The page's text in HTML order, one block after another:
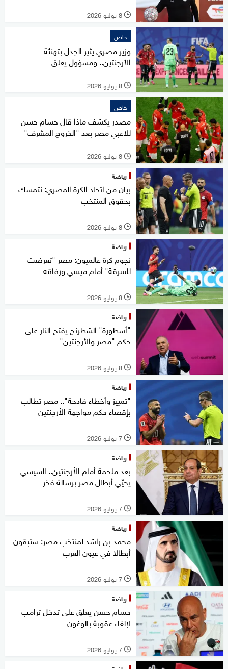
l 8 يوليو 2026
خاص
وزير مصري يثير الجدل بتهنئة
الأرجنتين.. ومسؤول يعلق
l 8 يوليو 2026
خاص
مصدر يكشف ماذا قال حسام حسن
للاعبي مصر بعد "الخروج المشرف"
l 8 يوليو 2026
رياضة
بيان من اتحاد الكرة المصري: نتمسك
بحقوق المنتخب
l 8 يوليو 2026
رياضة
نجوم كرة عالميون: مصر "تعرضت
للسرقة" أمام ميسي ورفاقه
l 8 يوليو 2026
رياضة
"أسطورة" الشطرنج يفتح النار على
حكم "مصر والأرجنتين"
l 8 يوليو 2026
رياضة
"تمييز وأخطاء فادحة".. مصر تطالب
بإقصاء حكم مواجهة الأرجنتين
l 7 يوليو 2026
رياضة
بعد ملحمة أمام الأرجنتين.. السيسي
يحيّي أبطال مصر برسالة فخر
l 7 يوليو 2026
رياضة
محمد بن راشد لمنتخب مصر: ستبقون
أبطالا في عيون العرب
l 7 يوليو 2026
رياضة
حسام حسن يعلق على تدخل ترامب
لإلغاء عقوبة بالوغون
l 7 يوليو 2026